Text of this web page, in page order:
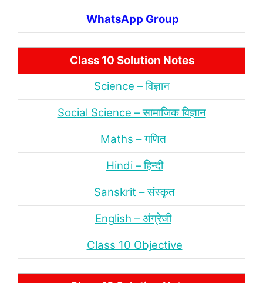
WhatsApp Group
Class 10 Solution Notes
Science – विज्ञान
Social Science – सामाजिक विज्ञान
Maths – गणित
Hindi – हिन्‍दी
Sanskrit – संस्‍कृत
English – अंंग्रेजी
Class 10 Objective